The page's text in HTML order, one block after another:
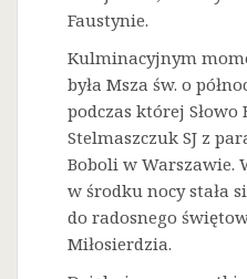
Faustynie.
Kulminacyjnym
była Msza św. o
podczas której Słowo
Stelmaszczuk SJ z
Boboli w Warszawie.
w środku nocy stała
do radosnego
Miłosierdzia.